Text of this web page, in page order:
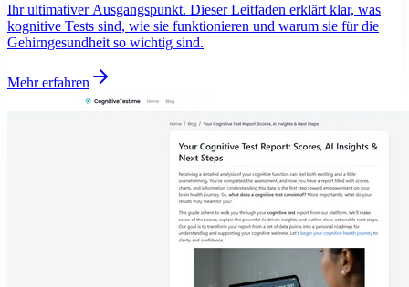
Ihr ultimativer Ausgangspunkt. Dieser Leitfaden erklärt klar, was
kognitive Tests sind, wie sie funktionieren und warum sie für die
Gehirngesundheit so wichtig sind.
Mehr erfahren